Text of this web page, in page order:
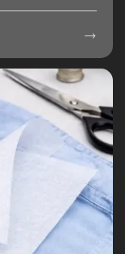
